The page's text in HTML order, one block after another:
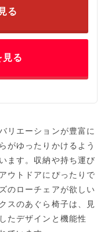
る
る
リエーションが豊富に
がゆったりかけるよう
ます。収納や持ち運び
ウトドアにぴったりで
のローチェアが欲しい
スのあぐら椅子は、見
たデザインと機能性